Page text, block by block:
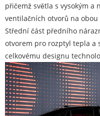
přičemž světla s vysokým
ventilačních otvorů na
Střední část předního
otvorem pro rozptyl tepla a
celkovému designu